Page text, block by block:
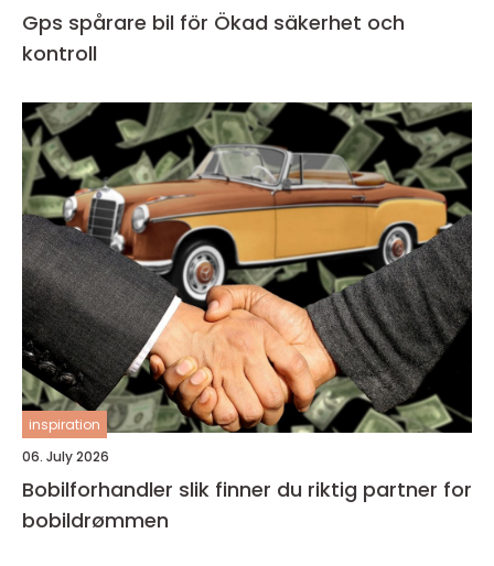
Gps spårare bil för Ökad säkerhet och
kontroll
inspiration
06. July 2026
Bobilforhandler slik finner du riktig partner for
bobildrømmen